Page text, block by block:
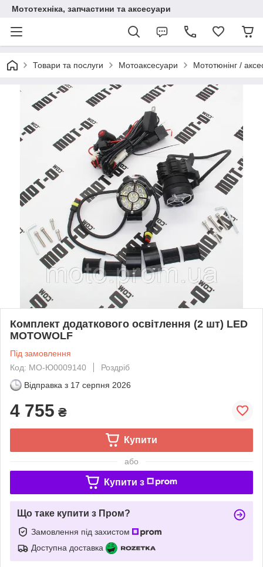
Мототехніка, запчастини та аксесуари
Товари та послуги Мотоаксесуари Мототюнінг /
Комплект додаткового освітлення (2 шт) LED
MOTOWOLF
Під замовлення
Код: MO-Ю0009140
Роздріб
Відправка з 17 серпня 2026
4 755 ₴
Купити
або
Купити з
Що таке купити з Пром?
Замовлення під захистом
Доступна доставка